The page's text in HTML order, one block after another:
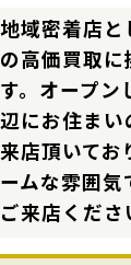
地域密着店
の高価買取に
す。オープン
辺にお住ま
来店頂いてお
ームな雰囲気
ご来店くださ